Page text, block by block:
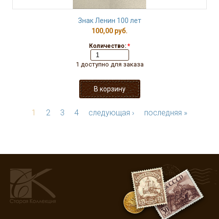
Знак Ленин 100 лет
100,00 руб.
Количество: *
1 доступно для заказа
1 2 3 4 следующая › последняя »